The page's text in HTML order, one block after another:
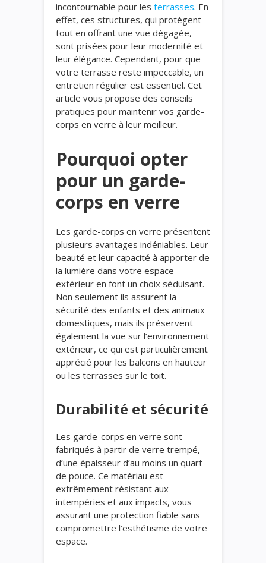
incontournable pour les terrasses. En
effet, ces structures, qui protègent
tout en offrant une vue dégagée,
sont prisées pour leur modernité et
leur élégance. Cependant, pour que
votre terrasse reste impeccable, un
entretien régulier est essentiel. Cet
article vous propose des conseils
pratiques pour maintenir vos garde-
corps en verre à leur meilleur.
Pourquoi opter
pour un garde-
corps en verre
Les garde-corps en verre présentent
plusieurs avantages indéniables. Leur
beauté et leur capacité à apporter de
la lumière dans votre espace
extérieur en font un choix séduisant.
Non seulement ils assurent la
sécurité des enfants et des animaux
domestiques, mais ils préservent
également la vue sur l’environnement
extérieur, ce qui est particulièrement
apprécié pour les balcons en hauteur
ou les terrasses sur le toit.
Durabilité et sécurité
Les garde-corps en verre sont
fabriqués à partir de verre trempé,
d’une épaisseur d’au moins un quart
de pouce. Ce matériau est
extrêmement résistant aux
intempéries et aux impacts, vous
assurant une protection fiable sans
compromettre l’esthétisme de votre
espace.